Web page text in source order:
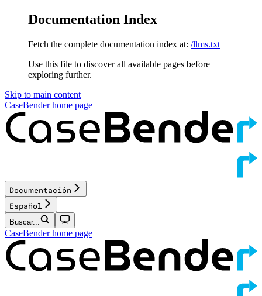
Documentation Index
Fetch the complete documentation index at: /llms.txt
Use this file to discover all available pages before
exploring further.
Skip to main content
CaseBenderhome page
Documentación
Español
Buscar...
CaseBenderhome page